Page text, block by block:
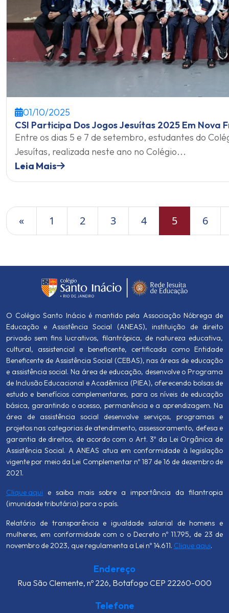
01/10/2025
CSI Participa Dos Jogos Jesuítas 2025 Em Nova
Entre os dias 5 e 7 de setembro, estudantes do
Jesuítas, realizada neste ano no Colégio...
Leia Mais
« 1 2 3 4 5 6
O Colégio Santo Inácio é mantido pela Associação Nóbrega de
Educação e Assistência Social (ANEAS), instituição de direito
privado sem fins lucrativos, filantrópica, de natureza educativa,
cultural, assistencial e beneficente, certificada como Entidade
Beneficente de Assistência Social (CEBAS), nas áreas de educação
e assistência social. Na área de educação, desenvolve o Programa
de Inclusão Educacional e Acadêmica (PIEA), oferecendo bolsas de
estudo e benefícios complementares, para os níveis de educação
básica, garantindo o acesso, permanência e a aprendizagem. Na
área de assistência social desenvolve serviços, programas e
projetos nas categorias de atendimento, assessoramento, defesa e
garantia de direitos, de acordo com o Art. 3º da Lei Orgânica de
Assistência Social. A ANEAS atua em conformidade à legislação
vigente por meio da Lei Complementar nº 187 de 16 de dezembro de
2021.
Clique aqui e saiba mais sobre a importância da filantropia
(imunidade tributária) para o país.
Relatório de transparência e igualdade salarial de homens e
mulheres, em conformidade com o o Decreto nº 11.795, de 23 de
novembro de 2023, que regulamenta a Lei nº 14.611. Clique aqui.
Endereço
Rua São Clemente, nº 226, Botafogo CEP 22260-000
Telefone